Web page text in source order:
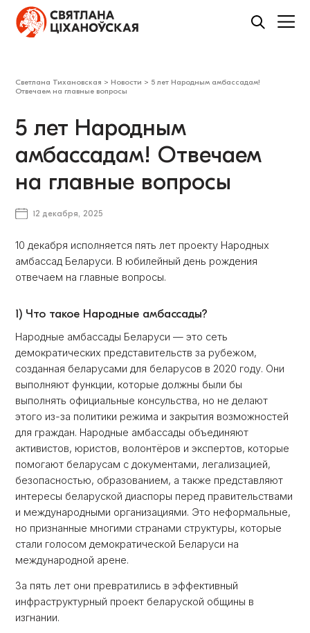
Светлана Тихановская > Новости > 5 лет Народным амбассадaм!
Отвечаем на главные вопросы
5 лет Народным
амбассадaм! Отвечаем
на главные вопросы
12 декабря, 2025
10 декабря исполняется пять лет проекту Народных
амбассад Беларуси. В юбилейный день рождения
отвечаем на главные вопросы.
1) Что такое Народные амбассaды?
Народные амбассaды Беларуси — это сеть
демократических представительств за рубежом,
созданная беларусами для беларусов в 2020 году. Они
выполняют функции, которые должны были бы
выполнять официальные консульства, но не делают
этого из-за политики режима и закрытия возможностей
для граждан. Народные амбассaды объединяют
активистов, юристов, волонтёров и экспертов, которые
помогают беларусам с документами, легализацией,
безопасностью, образованием, а также представляют
интересы беларуской диаспоры перед правительствами
и международными организациями. Это неформальные,
но признанные многими странами структуры, которые
стали голосом демократической Беларуси на
международной арене.
За пять лет они превратились в эффективный
инфраструктурный проект беларуской общины в
изгнании.